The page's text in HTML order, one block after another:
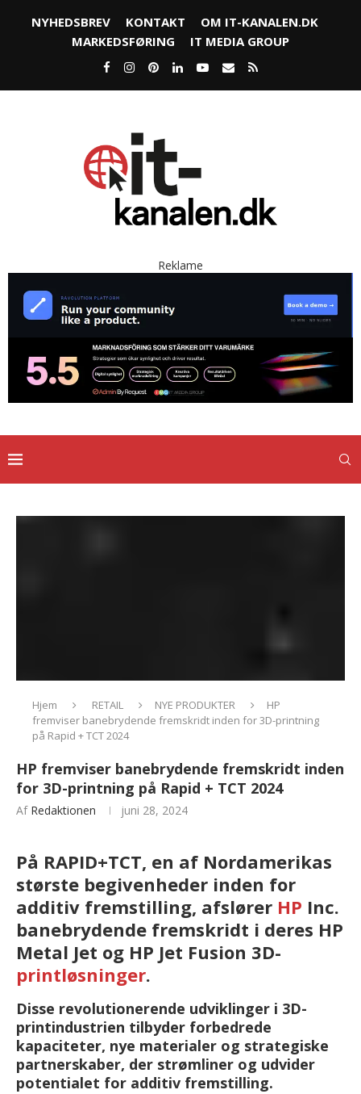
NYHEDSBREV KONTAKT
OM IT-KANALEN.DK
MARKEDSFØRING
IT MEDIA GROUP
Reklame
Hjem RETAIL NYE PRODUKTER
HP
fremviser banebrydende fremskridt inden for 3D-printning
på Rapid + TCT 2024
HP fremviser banebrydende fremskridt inden
for 3D-printning på Rapid + TCT 2024
Af Redaktionen juni 28, 2024
På RAPID+TCT, en af Nordamerikas
største begivenheder inden for
additiv fremstilling, afslører HP Inc.
banebrydende fremskridt i deres HP
Metal Jet og HP Jet Fusion 3D-
printløsninger.
Disse revolutionerende udviklinger i 3D-
printindustrien tilbyder forbedrede
kapaciteter, nye materialer og strategiske
partnerskaber, der strømliner og udvider
potentialet for additiv fremstilling.